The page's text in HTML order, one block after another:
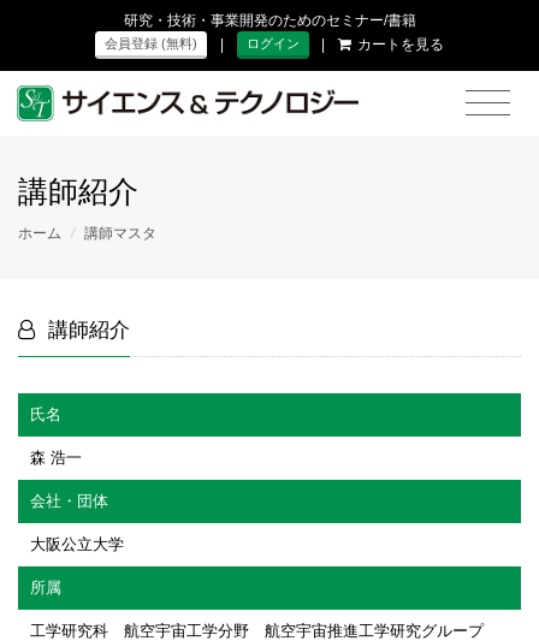
研究・技術・事業開発のためのセミナー/書籍
会員登録 (無料) | ログイン | カートを見る
講師紹介
ホーム / 講師マスタ
講師紹介
氏名
森 浩一
会社・団体
大阪公立大学
所属
工学研究科 航空宇宙工学分野 航空宇宙推進工学研究グループ